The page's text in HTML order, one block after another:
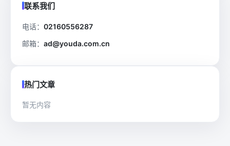
联系我们
电话： 02160556287
邮箱： ad@youda.com.cn
热门文章
暂无内容